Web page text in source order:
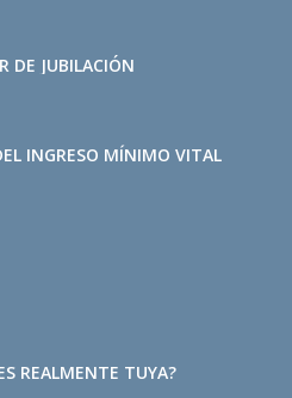
DE JUBILACIÓN
INGRESO MÍNIMO VITAL
REALMENTE TUYA?